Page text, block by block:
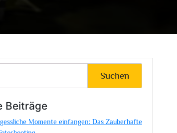
Suchen
Beiträge
Momente einfangen: Das Zauberhafte